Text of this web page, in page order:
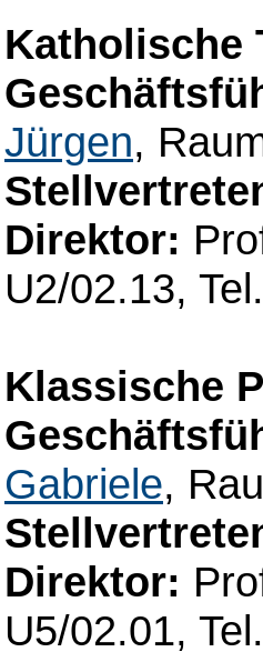
Katholische
Jürgen,
Direktor:
U2/02.13,
Klassische
Gabriele,
Direktor:
U5/02.01,